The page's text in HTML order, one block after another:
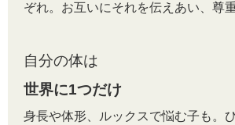
ぞれ。お互いにそれを伝えあい、尊
自分の体は
世界に1つだけ
身長や体形、ルックスで悩む子も。